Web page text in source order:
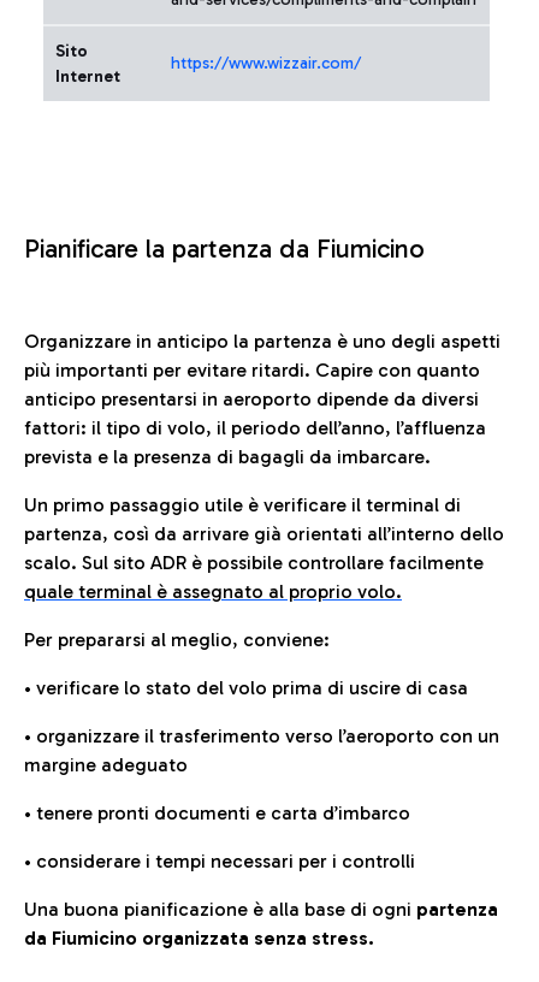
Sito
Internet
https://www.wizzair.com/
Pianificare la partenza da Fiumicino
Organizzare in anticipo la partenza è uno degli aspetti
più importanti per evitare ritardi. Capire con quanto
anticipo presentarsi in aeroporto dipende da diversi
fattori: il tipo di volo, il periodo dell’anno, l’affluenza
prevista e la presenza di bagagli da imbarcare.
Un primo passaggio utile è verificare il terminal di
partenza, così da arrivare già orientati all’interno dello
scalo. Sul sito ADR è possibile controllare facilmente
quale terminal è assegnato al proprio volo.
Per prepararsi al meglio, conviene:
• verificare lo stato del volo prima di uscire di casa
• organizzare il trasferimento verso l’aeroporto con un
margine adeguato
• tenere pronti documenti e carta d’imbarco
• considerare i tempi necessari per i controlli
Una buona pianificazione è alla base di ogni partenza
da Fiumicino organizzata senza stress.